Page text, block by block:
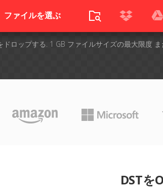
ファイルを選ぶ
ドロップする. 1 GB ファイルサイズの最大限度 ま
DSTを